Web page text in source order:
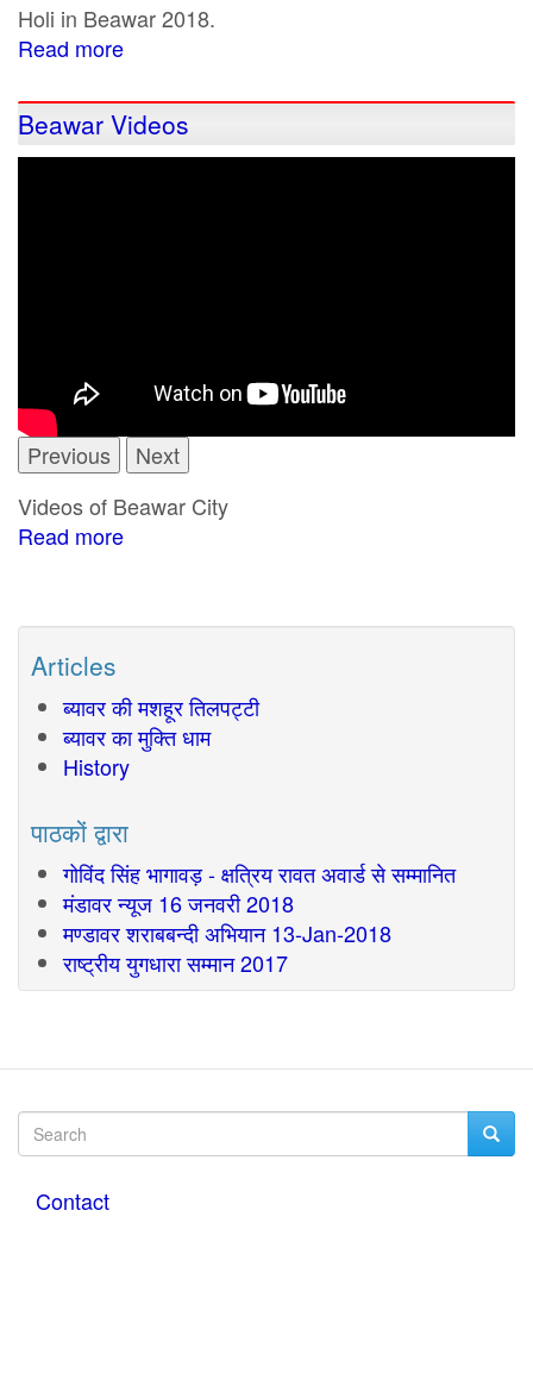
Holi in Beawar 2018.
Read more
and
Gair
Beawar Videos
Previous
Next
Videos of Beawar City
Read more
Articles
ब्यावर की मशहूर तिलपट्टी
ब्यावर का मुक्ति धाम
History
पाठकों द्वारा
गोविंद सिंह भागावड़ - क्षत्रिय रावत अवार्ड से सम्मानित
मंडावर न्यूज 16 जनवरी 2018
मण्डावर शराबबन्दी अभियान 13-Jan-2018
राष्ट्रीय युगधारा सम्मान 2017
Search
Search
Footer
Contact